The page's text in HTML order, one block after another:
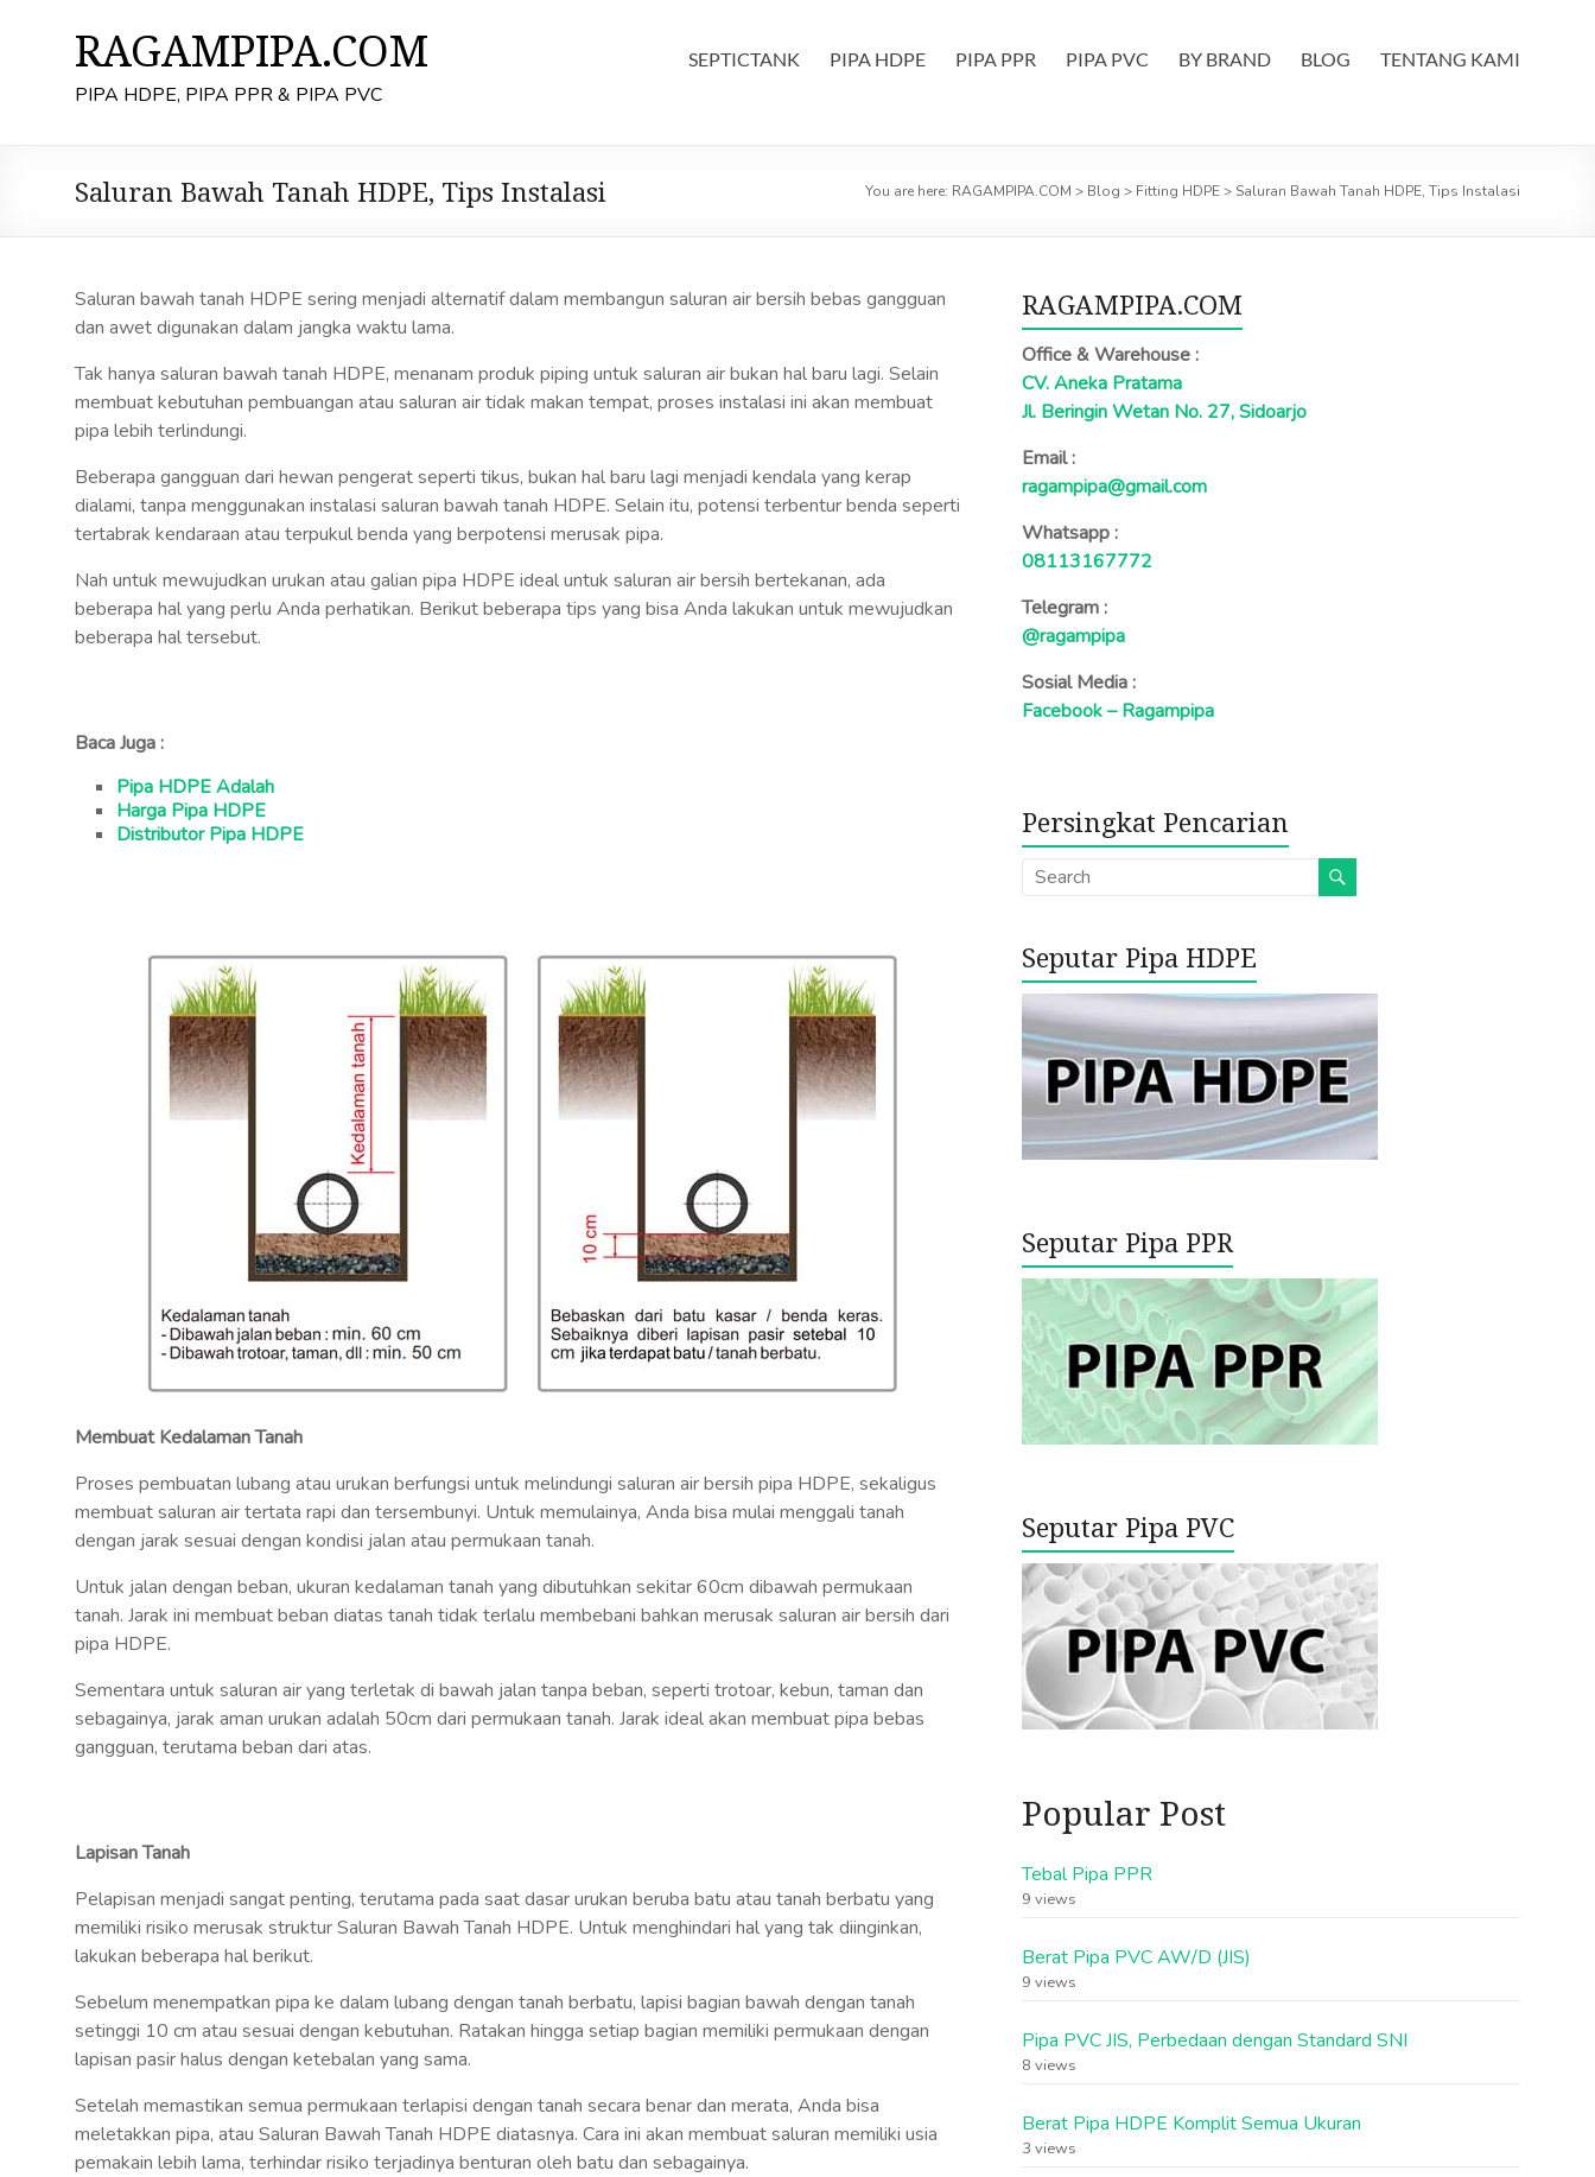
RAGAMPIPA.COM
PIPA HDPE, PIPA PPR & PIPA PVC
SEPTICTANK PIPA HDPE PIPA PPR PIPA PVC BY BRAND BLOG TENTANG KAMI
Saluran Bawah Tanah HDPE, Tips Instalasi You are here: RAGAMPIPA.COM > Blog > Fitting HDPE> Saluran Bawah Tanah HDPE, Tips Instalasi
Saluran bawah tanah HDPE sering menjadi alternatif dalam membangun saluran air bersih bebas gangguan
dan awet digunakan dalam jangka waktu lama.
Tak hanya saluran bawah tanah HDPE, menanam produk piping untuk saluran air bukan hal baru lagi. Selain
membuat kebutuhan pembuangan atau saluran air tidak makan tempat, proses instalasi ini akan membuat
pipa lebih terlindungi.
Beberapa gangguan dari hewan pengerat seperti tikus, bukan hal baru lagi menjadi kendala yang kerap
dialami, tanpa menggunakan instalasi saluran bawah tanah HDPE. Selain itu, potensi terbentur benda seperti
tertabrak kendaraan atau terpukul benda yang berpotensi merusak pipa.
Nah untuk mewujudkan urukan atau galian pipa HDPE ideal untuk saluran air bersih bertekanan, ada
beberapa hal yang perlu Anda perhatikan. Berikut beberapa tips yang bisa Anda lakukan untuk mewujudkan
beberapa hal tersebut.
Baca Juga :
Pipa HDPE Adalah
Harga Pipa HDPE
Distributor Pipa HDPE
Membuat Kedalaman Tanah
Proses pembuatan lubang atau urukan berfungsi untuk melindungi saluran air bersih pipa HDPE, sekaligus
membuat saluran air tertata rapi dan tersembunyi. Untuk memulainya, Anda bisa mulai menggali tanah
dengan jarak sesuai dengan kondisi jalan atau permukaan tanah.
Untuk jalan dengan beban, ukuran kedalaman tanah yang dibutuhkan sekitar 60cm dibawah permukaan
tanah. Jarak ini membuat beban diatas tanah tidak terlalu membebani bahkan merusak saluran air bersih dari
pipa HDPE.
Sementara untuk saluran air yang terletak di bawah jalan tanpa beban, seperti trotoar, kebun, taman dan
sebagainya, jarak aman urukan adalah 50cm dari permukaan tanah. Jarak ideal akan membuat pipa bebas
gangguan, terutama beban dari atas.
Lapisan Tanah
Pelapisan menjadi sangat penting, terutama pada saat dasar urukan beruba batu atau tanah berbatu yang
memiliki risiko merusak struktur Saluran Bawah Tanah HDPE. Untuk menghindari hal yang tak diinginkan,
lakukan beberapa hal berikut.
Sebelum menempatkan pipa ke dalam lubang dengan tanah berbatu, lapisi bagian bawah dengan tanah
setinggi 10 cm atau sesuai dengan kebutuhan. Ratakan hingga setiap bagian memiliki permukaan dengan
lapisan pasir halus dengan ketebalan yang sama.
Setelah memastikan semua permukaan terlapisi dengan tanah secara benar dan merata, Anda bisa
meletakkan pipa, atau Saluran Bawah Tanah HDPE diatasnya. Cara ini akan membuat saluran memiliki usia
pemakain lebih lama, terhindar risiko terjadinya benturan oleh batu dan sebagainya.
RAGAMPIPA.COM
Office & Warehouse :
CV. Aneka Pratama
Jl. Beringin Wetan No. 27, Sidoarjo
Email :
ragampipa@gmail.com
Whatsapp :
08113167772
Telegram :
@ragampipa
Sosial Media :
Facebook – Ragampipa
Persingkat Pencarian
Seputar Pipa HDPE
Seputar Pipa PPR
Seputar Pipa PVC
Popular Post
Tebal Pipa PPR
9 views
Berat Pipa PVC AW/D (JIS)
9 views
Pipa PVC JIS, Perbedaan dengan Standard SNI
8 views
Berat Pipa HDPE Komplit Semua Ukuran
3 views